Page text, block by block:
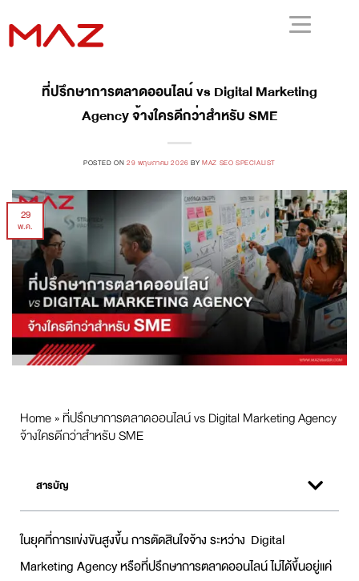
ที่ปรึกษาการตลาดออนไลน์ vs Digital Marketing
Agency จ้างใครดีกว่าสำหรับ SME
POSTED ON 29 พฤษภาคม 2026 BYMAZ SEO SPECIALIST
29
พ.ค.
Home»ที่ปรึกษาการตลาดออนไลน์ vs Digital Marketing Agency
จ้างใครดีกว่าสำหรับ SME
สารบัญ
ในยุคที่การแข่งขันสูงขึ้น การตัดสินใจจ้าง ระหว่าง Digital
Marketing Agencyหรือที่ปรึกษาการตลาดออนไลน์ไม่ได้ขึ้นอยู่แค่